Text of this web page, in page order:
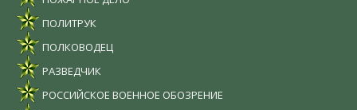
ПОЛИТРУК
ПОЛКОВОДЕЦ
РАЗВЕДЧИК
РОССИЙСКОЕ ВОЕННОЕ ОБОЗРЕНИЕ